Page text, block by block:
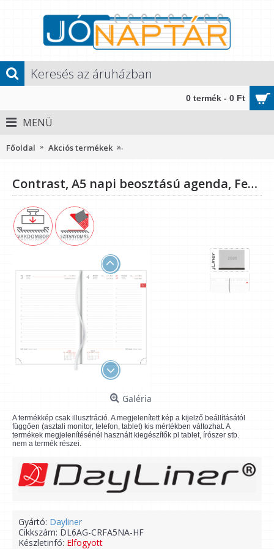
0 termék - 0 Ft
MENÜ
Főoldal Akciós termékek
Contrast, A5 napi beosztású agenda, Fehér-Fekete
Galéria
A termékkép csak illusztráció. A megjelenített kép a kijelző beállításától
függően (asztali monitor, telefon, tablet) kis mértékben változhat. A
termékek megjelenítésénél használt kiegészítők pl tablet, írószer stb.
nem a termék részei.
Gyártó: Dayliner
Cikkszám: DL6AG-CRFA5NA-HF
Készletinfó: Elfogyott